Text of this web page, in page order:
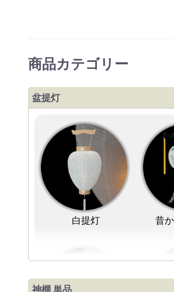
商品カテゴリー
盆提灯
白提灯 昔
神棚 単品